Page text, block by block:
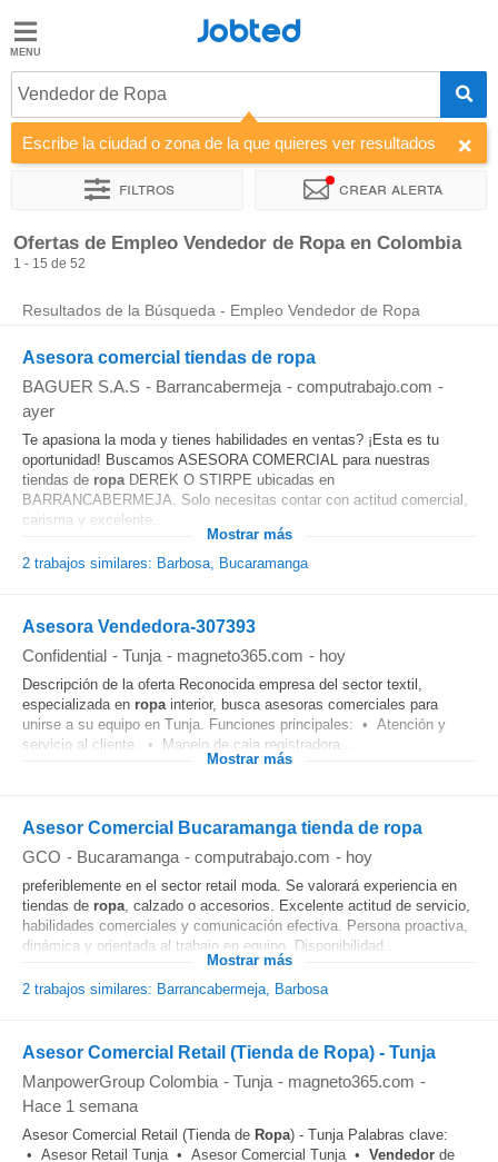
Jobted
Ofertas
de
empleo
Salarios
Jobted
Vendedor de Ropa
Escribe la ciudad o zona de la que quieres ver resultados
Filtros Crear alerta
Ordenar por Empresa Agencia de empleo
Ofertas de Empleo Vendedor de Ropa en Colombia
1 - 15 de 52
Resultados de la Búsqueda - Empleo Vendedor de Ropa
Asesora comercial tiendas de ropa
BAGUER S.A.S - Barrancabermeja - computrabajo.com -
ayer
Te apasiona la moda y tienes habilidades en ventas? ¡Esta es tu
oportunidad! Buscamos ASESORA COMERCIAL para nuestras
tiendas de ropaDEREK O STIRPE ubicadas en
BARRANCABERMEJA. Solo necesitas contar con actitud comercial,
carisma y excelente...
Mostrar más
2 trabajos similares: Barbosa, Bucaramanga
Asesora Vendedora-307393
Confidential - Tunja - magneto365.com - hoy
Descripción de la oferta Reconocida empresa del sector textil,
especializada en ropainterior, busca asesoras comerciales para
unirse a su equipo en Tunja. Funciones principales: • Atención y
servicio al cliente. • Manejo de caja registradora...
Mostrar más
Asesor Comercial Bucaramanga tienda de ropa
GCO - Bucaramanga - computrabajo.com - hoy
preferiblemente en el sector retail moda. Se valorará experiencia en
tiendas de ropa, calzado o accesorios. Excelente actitud de servicio,
habilidades comerciales y comunicación efectiva. Persona proactiva,
dinámica y orientada al trabajo en equipo. Disponibilidad...
Mostrar más
2 trabajos similares: Barrancabermeja, Barbosa
Asesor Comercial Retail (Tienda de Ropa) - Tunja
ManpowerGroup Colombia - Tunja - magneto365.com -
Hace 1 semana
Asesor Comercial Retail (Tienda de Ropa) - Tunja Palabras clave:
• Asesor Retail Tunja • Asesor Comercial Tunja • Vendedor de